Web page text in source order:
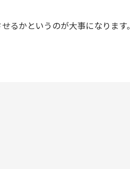
るかというのが大事になります。